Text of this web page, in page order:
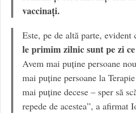
vaccinați.
Este, pe de altă parte,
le primim zilnic sunt pe zi
Avem mai puține persoane
mai puține persoane la
mai puține decese – sper să
repede de acestea”, a afirmat